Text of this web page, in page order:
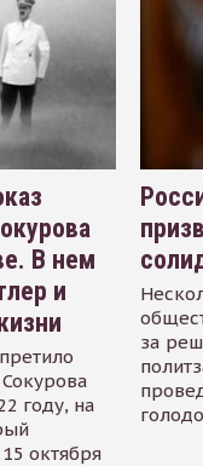
В нем
и
году, на
октября
за